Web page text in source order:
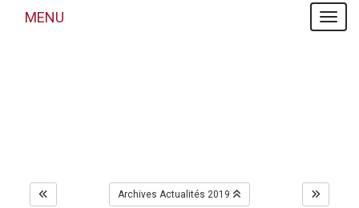
MENU
MENU
Archives Actualités 2019